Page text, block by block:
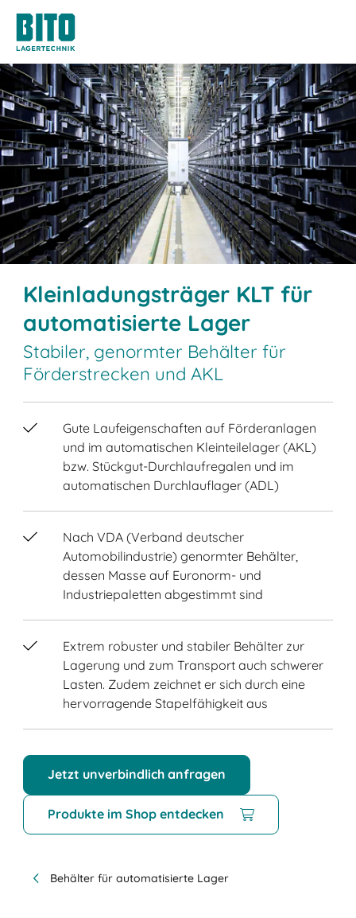
Kleinladungsträger KLT für
automatisierte Lager
Stabiler, genormter Behälter für
Förderstrecken und AKL
Gute Laufeigenschaften auf Förderanlagen
und im automatischen Kleinteilelager (AKL)
bzw. Stückgut-Durchlaufregalen und im
automatischen Durchlauflager (ADL)
Nach VDA (Verband deutscher
Automobilindustrie) genormter Behälter,
dessen Masse auf Euronorm- und
Industriepaletten abgestimmt sind
Extrem robuster und stabiler Behälter zur
Lagerung und zum Transport auch schwerer
Lasten. Zudem zeichnet er sich durch eine
hervorragende Stapelfähigkeit aus
Jetzt unverbindlich anfragen
Produkte im Shop entdecken
Behälter für automatisierte Lager